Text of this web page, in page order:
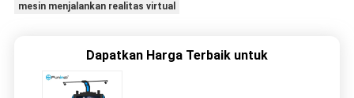
mesin menjalankan realitas virtual
Dapatkan Harga Terbaik untuk